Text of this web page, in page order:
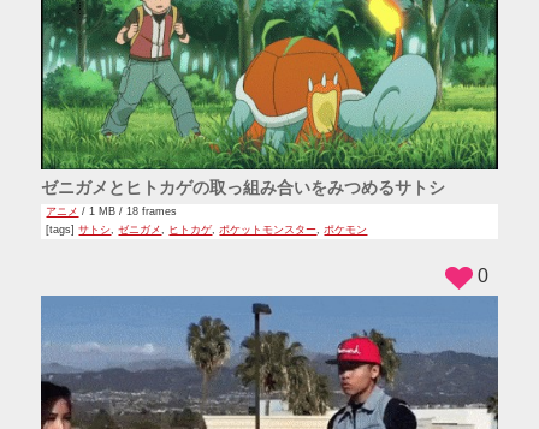
ゼニガメとヒトカゲの取っ組み合いをみつめるサトシ
アニメ / 1 MB / 18 frames
[tags]サトシ,ゼニガメ, ヒトカゲ,ポケットモンスター,ポケモン
0